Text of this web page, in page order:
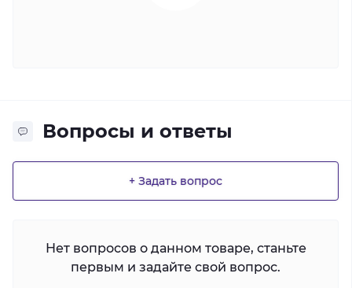
Вопросы и ответы
+ Задать вопрос
Нет вопросов о данном товаре, станьте
первым и задайте свой вопрос.